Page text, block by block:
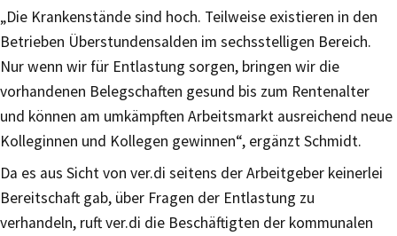
„Die Krankenstände sind hoch. Teilweise existieren in den
Betrieben Überstundensalden im sechsstelligen Bereich.
Nur wenn wir für Entlastung sorgen, bringen wir die
vorhandenen Belegschaften gesund bis zum Rentenalter
und können am umkämpften Arbeitsmarkt ausreichend neue
Kolleginnen und Kollegen gewinnen“, ergänzt Schmidt.
Da es aus Sicht von ver.di seitens der Arbeitgeber keinerlei
Bereitschaft gab, über Fragen der Entlastung zu
verhandeln, ruft ver.di die Beschäftigten der kommunalen